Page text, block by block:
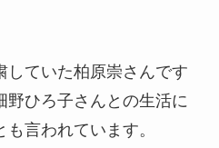
していた柏原崇さんです
野ひろ子さんとの生活に
言われています。